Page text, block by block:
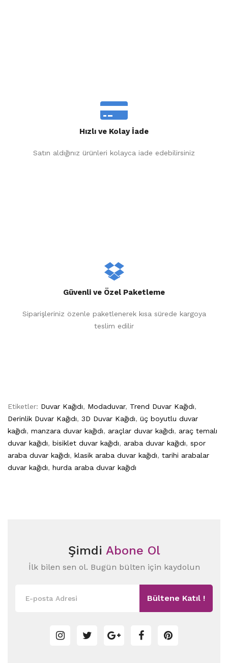
Hızlı ve Kolay İade
Satın aldığınız ürünleri kolayca iade edebilirsiniz
Güvenli ve Özel Paketleme
Siparişleriniz özenle paketlenerek kısa sürede kargoya
teslim edilir
Etiketler: Duvar Kağıdı, Modaduvar, Trend Duvar Kağıdı,
Derinlik Duvar Kağıdı, 3D Duvar Kağıdı, üç boyutlu duvar
kağıdı, manzara duvar kağıdı, araçlar duvar kağıdı, araç temalı
duvar kağıdı, bisiklet duvar kağıdı, araba duvar kağıdı, spor
araba duvar kağıdı, klasik araba duvar kağıdı, tarihi arabalar
duvar kağıdı, hurda araba duvar kağıdı
Şimdi Abone Ol
İlk bilen sen ol. Bugün bülten için kaydolun
Bültene Katıl !